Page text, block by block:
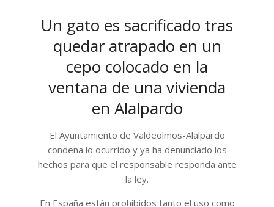
Un gato es sacrificado tras
quedar atrapado en un
cepo colocado en la
ventana de una vivienda
en Alalpardo
El Ayuntamiento de Valdeolmos-Alalpardo
condena lo ocurrido y ya ha denunciado los
hechos para que el responsable responda ante
la ley.
En España están prohibidos tanto el uso como